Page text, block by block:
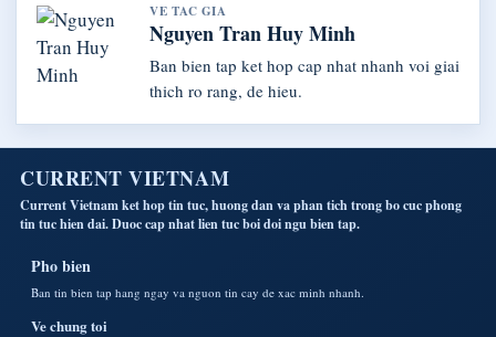
VE TAC GIA
Nguyen Tran Huy Minh
Ban bien tap ket hop cap nhat nhanh voi giai
thich ro rang, de hieu.
CURRENT VIETNAM
Current Vietnam ket hop tin tuc, huong dan va phan tich trong bo cuc phong
tin tuc hien dai. Duoc cap nhat lien tuc boi doi ngu bien tap.
Pho bien
Ban tin bien tap hang ngay va nguon tin cay de xac minh nhanh.
Ve chung toi